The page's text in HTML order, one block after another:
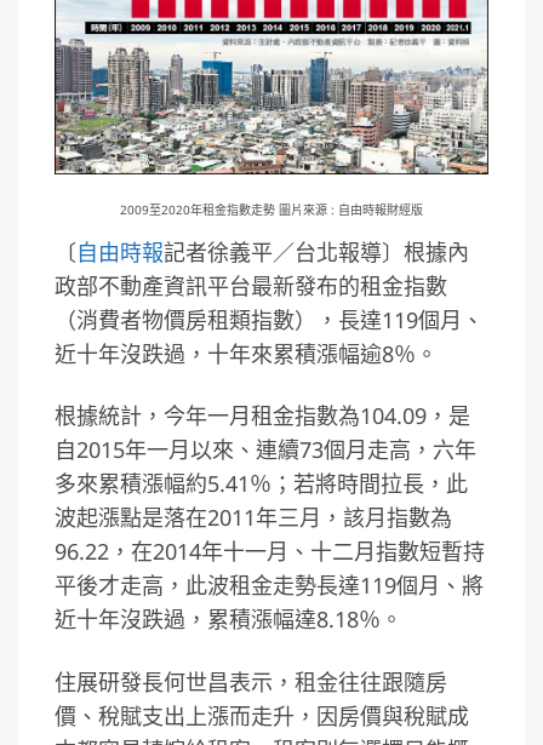
2009至2020年租金指數走勢 圖片來源 : 自由時報財經版
〔自由時報記者徐義平／台北報導〕根據內
政部不動產資訊平台最新發布的租金指數
（消費者物價房租類指數），長達119個月、
近十年沒跌過，十年來累積漲幅逾8％。
根據統計，今年一月租金指數為104.09，是
自2015年一月以來、連續73個月走高，六年
多來累積漲幅約5.41％；若將時間拉長，此
波起漲點是落在2011年三月，該月指數為
96.22，在2014年十一月、十二月指數短暫持
平後才走高，此波租金走勢長達119個月、將
近十年沒跌過，累積漲幅達8.18％。
住展研發長何世昌表示，租金往往跟隨房
價、稅賦支出上漲而走升，因房價與稅賦成